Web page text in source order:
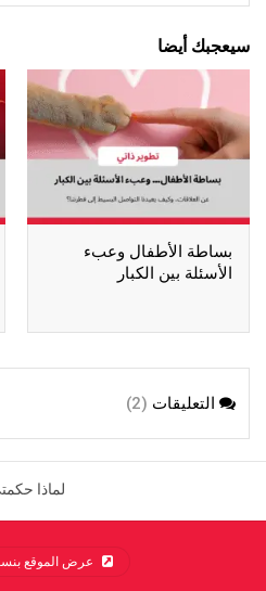
سيعجبك أيضا
بساطة الأطفال وعبء
الأسئلة بين الكبار
التعليقات (2)
لماذا
عرض الموقع